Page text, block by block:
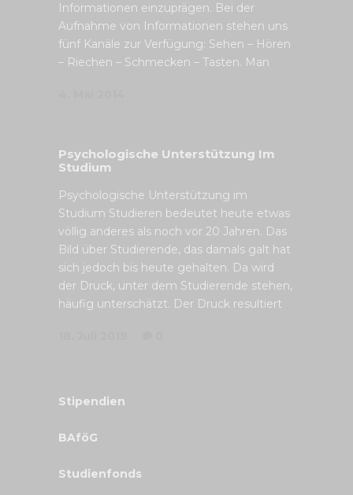
Informationen einzuprägen. Bei der
Aufnahme von Informationen stehen uns
fünf Kanäle zur Verfügung: Sehen – Hören
– Riechen – Schmecken – Tasten. Man
Psychologische Unterstützung Im
Studium
Psychologische Unterstützung im
Studium Studieren bedeutet heute etwas
völlig anderes als noch vor 20 Jahren. Das
Bild über Studierende, das damals galt hat
sich jedoch bis heute gehalten. Da wird
der Druck, unter dem Studierende stehen,
häufig unterschätzt. Der Druck resultiert
Stipendien
BAföG
Studienfonds